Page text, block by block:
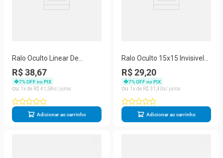
Ralo Oculto Linear De
Embutir 5x50 Para
Porcelanato Branco
R$ 38,67
7% OFF no PIX
1
R$ 41 58
Adicionar ao carrinho
Ralo Oculto 15x15 Invisivel
Para Piso Porcelanato Cinza
R$ 29,20
7% OFF no PIX
1
R$ 31 40
Adicionar ao carrinho